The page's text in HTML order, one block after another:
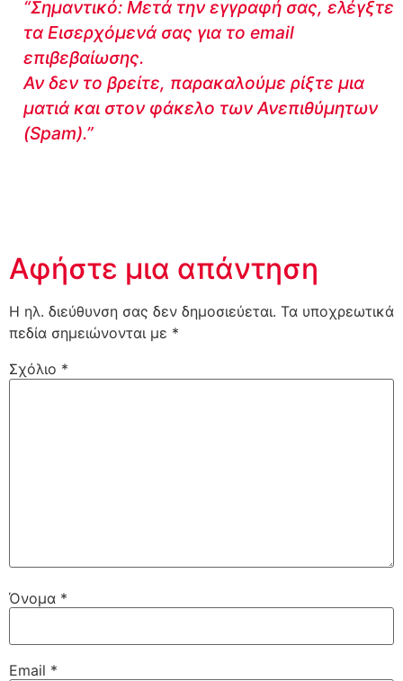
“Σημαντικό: Μετά την εγγραφή σας, ελέγξτε
τα Εισερχόμενά σας για το email
επιβεβαίωσης.
Αν δεν το βρείτε, παρακαλούμε ρίξτε μια
ματιά και στον φάκελο των Ανεπιθύμητων
(Spam).”
Αφήστε μια απάντηση
Η ηλ. διεύθυνση σας δεν δημοσιεύεται. Τα υποχρεωτικά
πεδία σημειώνονται με *
Σχόλιο *
Όνομα *
Email *